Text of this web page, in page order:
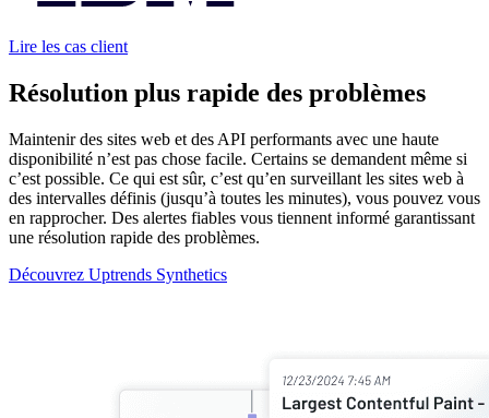
Lire les cas client
Résolution plus rapide des problèmes
Maintenir des sites web et des API performants avec une haute
disponibilité n’est pas chose facile. Certains se demandent même si
c’est possible. Ce qui est sûr, c’est qu’en surveillant les sites web à
des intervalles définis (jusqu’à toutes les minutes), vous pouvez vous
en rapprocher. Des alertes fiables vous tiennent informé garantissant
une résolution rapide des problèmes.
Découvrez Uptrends Synthetics